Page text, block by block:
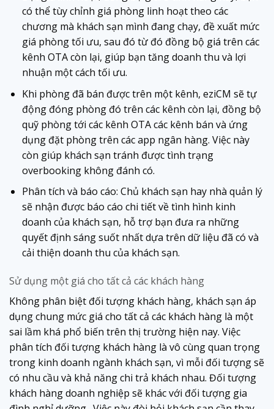
có thể tùy chỉnh giá phòng linh hoạt theo các
chương mà khách sạn mình đang chạy, đề xuất mức
giá phòng tối ưu, sau đó từ đó đồng bộ giá trên các
kênh OTA còn lại, giúp bạn tăng doanh thu và lợi
nhuận một cách tối ưu.
Khi phòng đã bán được trên một kênh, eziCM sẽ tự
động đóng phòng đó trên các kênh còn lại, đồng bộ
quỹ phòng tới các kênh OTA các kênh bán và ứng
dụng đặt phòng trên các app ngân hàng. Việc này
còn giúp khách sạn tránh được tình trạng
overbooking không đánh có.
Phân tích và báo cáo: Chủ khách sạn hay nhà quản lý
sẽ nhận được báo cáo chi tiết về tình hình kinh
doanh của khách sạn, hỗ trợ bạn đưa ra những
quyết định sáng suốt nhất dựa trên dữ liệu đã có và
cải thiện doanh thu của khách sạn.
Sử dụng một giá cho tất cả các khách hàng
Không phân biệt đối tượng khách hàng, khách sạn áp
dụng chung mức giá cho tất cả các khách hàng là một
sai lầm khá phổ biến trên thị trường hiện nay. Việc
phân tích đối tượng khách hàng là vô cùng quan trọng
trong kinh doanh ngành khách sạn, vì mỗi đối tượng sẽ
có nhu cầu và khả năng chi trả khách nhau. Đối tượng
khách hàng doanh nghiệp sẽ khác với đối tượng gia